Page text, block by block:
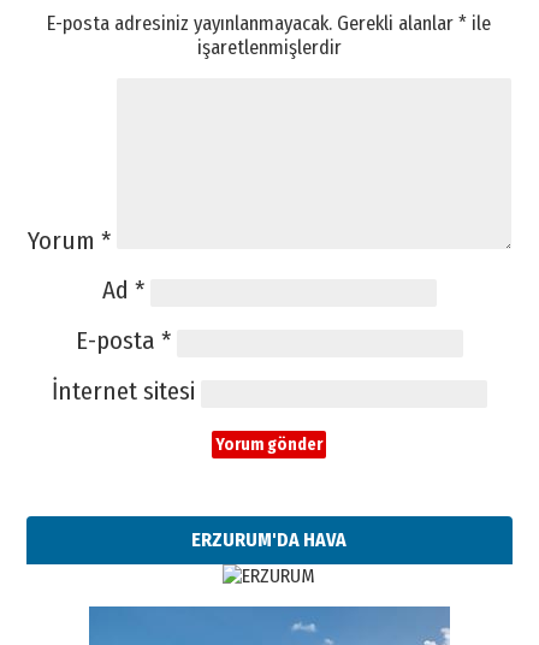
E-posta adresiniz yayınlanmayacak. Gerekli alanlar* ile
işaretlenmişlerdir
Yorum *
Ad *
E-posta *
İnternet sitesi
ERZURUM'DA HAVA